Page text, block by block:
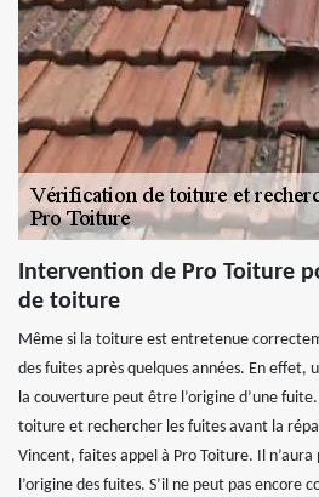
Intervention de Pro Toiture
de toiture
Même si la toiture est entretenue
des fuites après quelques années. En effet,
la couverture peut être l’origine d’une
toiture et rechercher les fuites avant la
Vincent, faites appel à Pro Toiture. Il
l’origine des fuites. S’il ne peut pas encore